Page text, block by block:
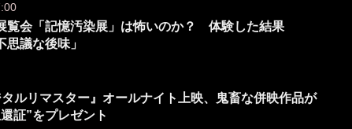
覧会「記憶汚染展」は怖いのか？ 体験した結果
議な後味」
タルリマスター』オールナイト上映、鬼畜な併映作品が
証”をプレゼント